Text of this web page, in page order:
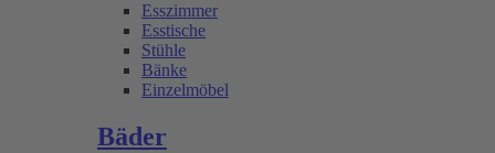
Esszimmer
Esstische
Stühle
Bänke
Einzelmöbel
Bäder